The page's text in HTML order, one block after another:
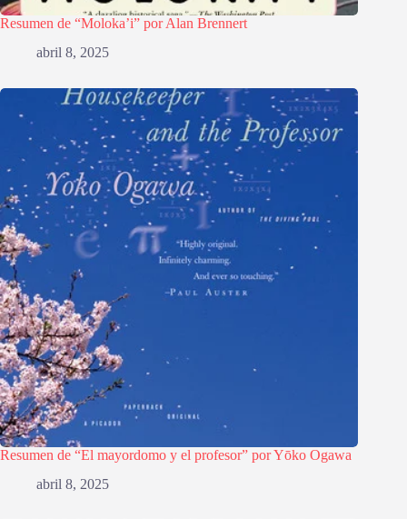
Resumen de “Moloka’i” por Alan Brennert
abril 8, 2025
Resumen de “El mayordomo y el profesor” por Yōko Ogawa
abril 8, 2025